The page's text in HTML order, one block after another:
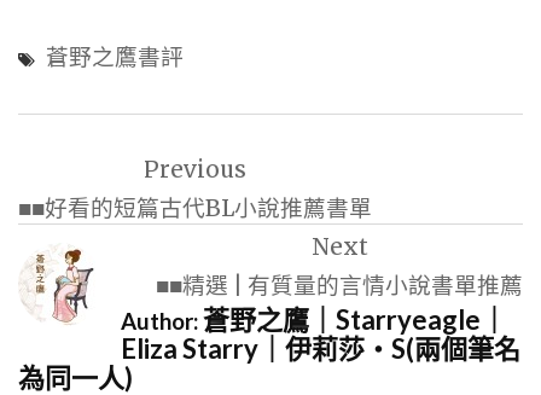
蒼野之鷹書評
導
覽
Previous
■■好看的短篇古代BL小說推薦書單
Next
■■精選 | 有質量的言情小說書單推薦
Author:蒼野之鷹｜Starryeagle｜
Eliza Starry｜伊莉莎・S(兩個筆名
為同一人)